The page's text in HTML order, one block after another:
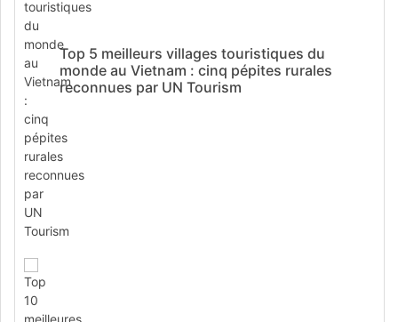
Top 5 meilleurs villages touristiques du
monde au Vietnam : cinq pépites rurales
reconnues par UN Tourism